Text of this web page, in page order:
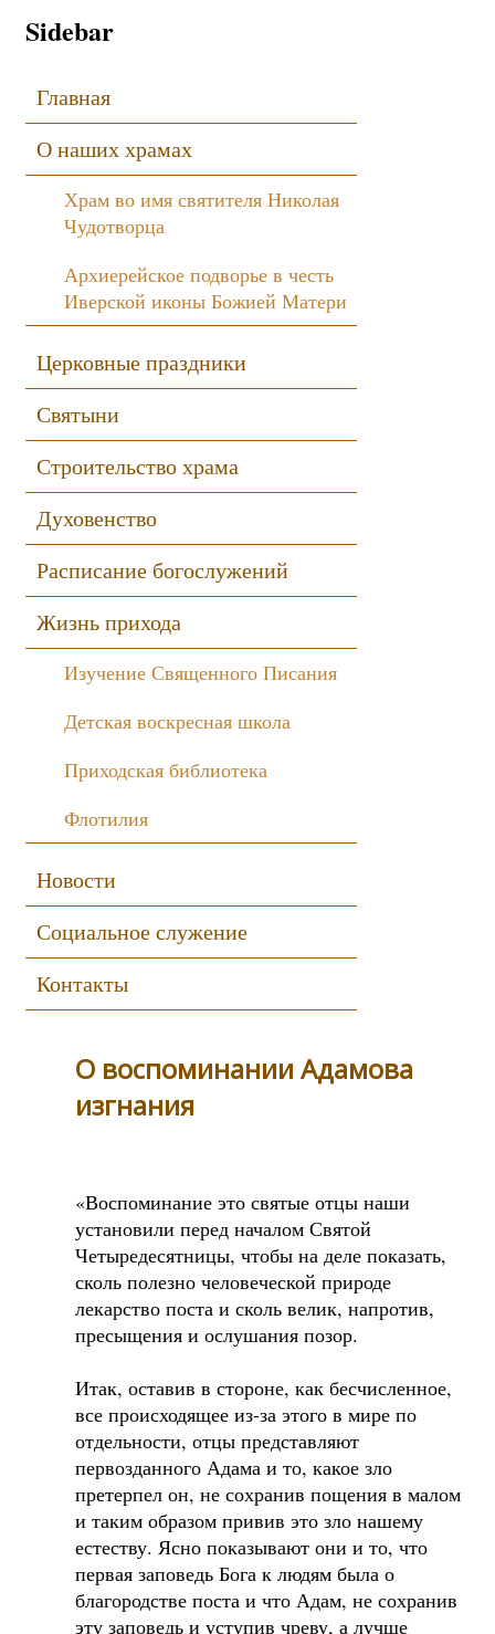
Sidebar
Главная
О наших храмах
Храм во имя святителя Николая
Чудотворца
Архиерейское подворье в честь
Иверской иконы Божией Матери
Церковные праздники
Святыни
Строительство храма
Духовенство
Расписание богослужений
Жизнь прихода
Изучение Священного Писания
Детская воскресная школа
Приходская библиотека
Флотилия
Новости
Социальное служение
Контакты
О воспоминании Адамова
изгнания
«Воспоминание это святые отцы наши
установили перед началом Святой
Четыредесятницы, чтобы на деле показать,
сколь полезно человеческой природе
лекарство поста и сколь велик, напротив,
пресыщения и ослушания позор.
Итак, оставив в стороне, как бесчисленное,
все происходящее из-за этого в мире по
отдельности, отцы представляют
первозданного Адама и то, какое зло
претерпел он, не сохранив пощения в малом
и таким образом привив это зло нашему
естеству. Ясно показывают они и то, что
первая заповедь Бога к людям была о
благородстве поста и что Адам, не сохранив
эту заповедь и уступив чреву, а лучше